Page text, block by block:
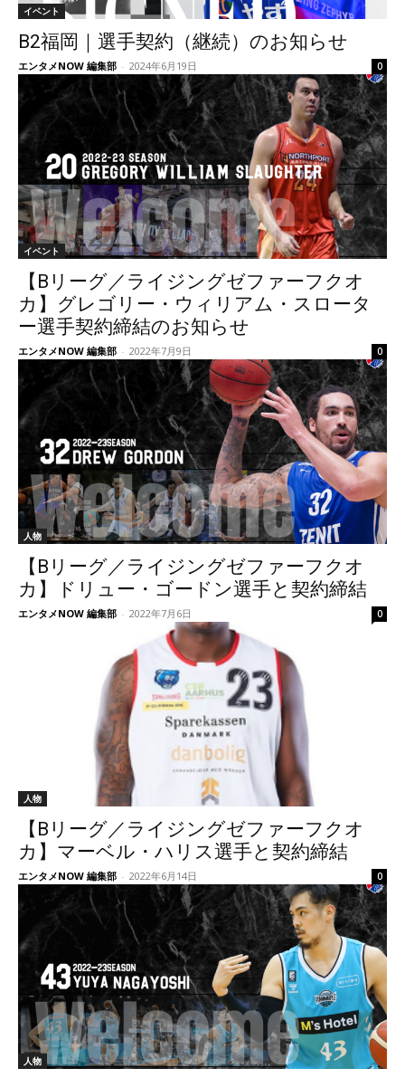
イベント
B2福岡｜選手契約（継続）のお知らせ
エンタメNOW 編集部 - 2024年6月19日 0
イベント
【Bリーグ／ライジングゼファーフクオ
カ】グレゴリー・ウィリアム・スロータ
ー選手契約締結のお知らせ
エンタメNOW 編集部 - 2022年7月9日 0
人物
【Bリーグ／ライジングゼファーフクオ
カ】ドリュー・ゴードン選手と契約締結
エンタメNOW 編集部 - 2022年7月6日 0
人物
【Bリーグ／ライジングゼファーフクオ
カ】マーベル・ハリス選手と契約締結
エンタメNOW 編集部 - 2022年6月14日 0
人物